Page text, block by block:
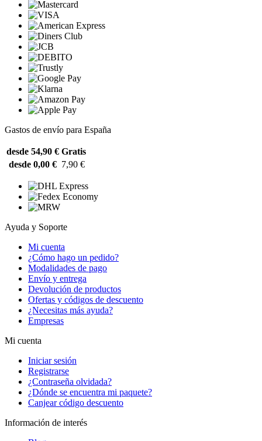
Gastos de envío para España
desde 54,90 € Gratis
desde 0,00 € 7,90 €
Ayuda y Soporte
Mi cuenta
¿Cómo hago un pedido?
Modalidades de pago
Envío y entrega
Devolución de productos
Ofertas y códigos de descuento
¿Necesitas más ayuda?
Empresas
Mi cuenta
Iniciar sesión
Registrarse
¿Contraseña olvidada?
¿Dónde se encuentra mi paquete?
Canjear código descuento
Información de interés